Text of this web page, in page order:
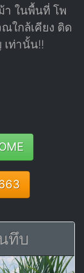
า ในพื้นที่ โพ
ใกล้เคียง ติด
ท่านั้น!!
ทึบ